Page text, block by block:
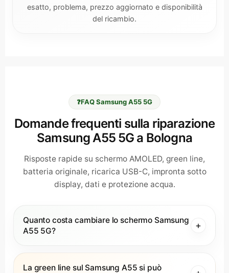
esatto, problema, prezzo aggiornato e disponibilità
del ricambio.
❓FAQ Samsung A55 5G
Domande frequenti sulla riparazione
Samsung A55 5G a Bologna
Risposte rapide su schermo AMOLED, green line,
batteria originale, ricarica USB-C, impronta sotto
display, dati e protezione acqua.
Quanto costa cambiare lo schermo Samsung
A55 5G?
La green line sul Samsung A55 si può